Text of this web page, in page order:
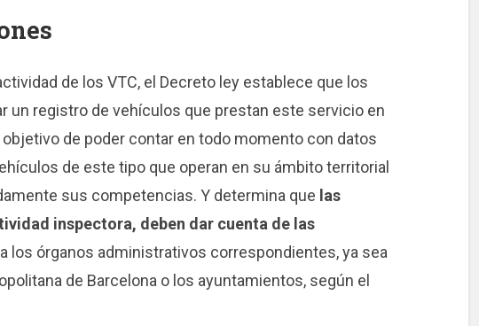
de los VTC, el Decreto ley establece que los
un registro de vehículos que prestan este servicio en
de poder contar en todo momento con datos
de este tipo que operan en su ámbito territorial
sus competencias. Y determina que las
inspectora, deben dar cuenta de las
los órganos administrativos correspondientes, ya sea
de Barcelona o los ayuntamientos, según el